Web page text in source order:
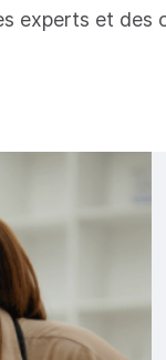
experts et des